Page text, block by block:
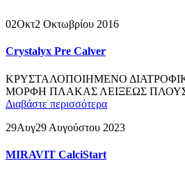
02Οκτ2 Οκτωβρίου 2016
Crystalyx Pre Calver
ΚΡΥΣΤΑΛΟΠΟΙΗΜΕΝΟ
ΜΟΡΦΗ ΠΛΑΚΑΣ ΛΕΙΞΕΩΣ
Διαβάστε περισσότερα
29Αυγ29 Αυγούστου 2023
MIRAVIT CalciStart